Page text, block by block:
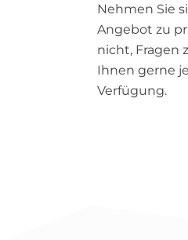
Nehmen Sie
Angebot zu
nicht, Fragen
Ihnen gerne
Verfügung.